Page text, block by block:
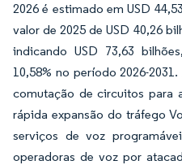
2026 é estimado em USD
valor de 2025 de USD 40,26
indicando USD 73,63
10,58% no período 2026-
comutação de circuitos para
rápida expansão do tráfego
serviços de voz
operadoras de voz por